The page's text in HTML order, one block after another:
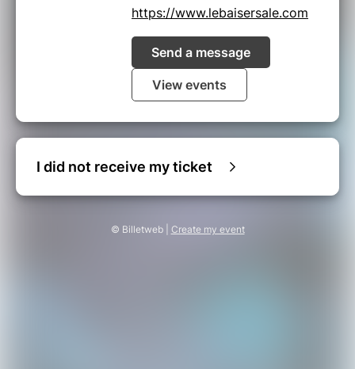
https://www.lebaisersale.com
Send a message
View events
I did not receive my ticket
© Billetweb | Create my event